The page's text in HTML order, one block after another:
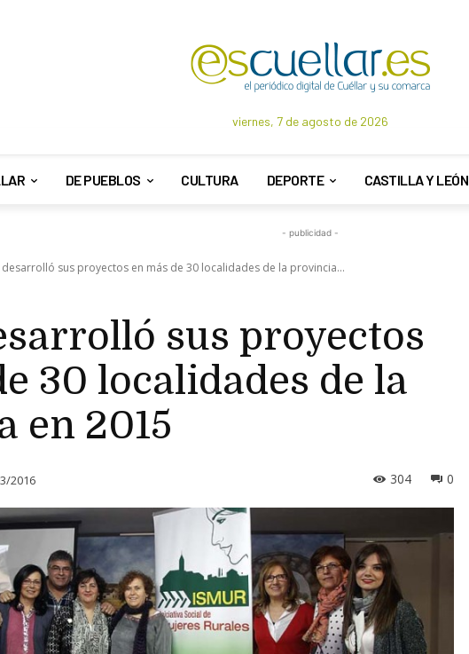
viernes, 7 de agosto de 2026
DE PUEBLOS CULTURA DEPORTE CASTILLA Y LEÓN
- publicidad -
desarrolló sus proyectos en más de 30 localidades de la provincia...
sus proyectos
30 localidades de la
en 2015
2016 0
304